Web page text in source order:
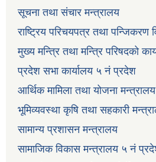
सूचना तथा संचार मन्त्रालय
राष्ट्रिय परिचयपत्र तथा पन्जिकरण
मुख्य मन्त्रि तथा मन्त्रि परिषदको
प्रदेश सभा कार्यालय ५ नं प्रदेश
आर्थिक मामिला तथा योजना
भूमिव्यवस्था कृषि तथा सहकारी
सामान्य प्रशासन मन्त्रालय
सामाजिक विकास मन्त्रालय ५ नं